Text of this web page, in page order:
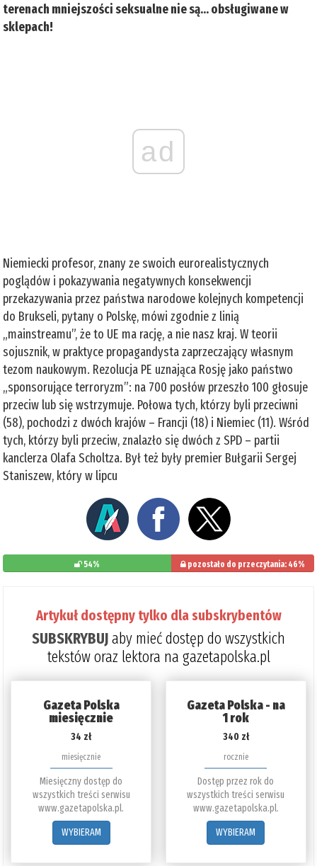
terenach mniejszości seksualne nie są… obsługiwane w
sklepach!
ad
Niemiecki profesor, znany ze swoich eurorealistycznych
poglądów i pokazywania negatywnych konsekwencji
przekazywania przez państwa narodowe kolejnych kompetencji
do Brukseli, pytany o Polskę, mówi zgodnie z linią
„mainstreamu”, że to UE ma rację, a nie nasz kraj. W teorii
sojusznik, w praktyce propagandysta zaprzeczający własnym
tezom naukowym. Rezolucja PE uznająca Rosję jako państwo
„sponsorujące terroryzm”: na 700 posłów przeszło 100 głosuje
przeciw lub się wstrzymuje. Połowa tych, którzy byli przeciwni
(58), pochodzi z dwóch krajów – Francji (18) i Niemiec (11). Wśród
tych, którzy byli przeciw, znalazło się dwóch z SPD – partii
kanclerza Olafa Scholtza. Był też były premier Bułgarii Sergej
Staniszew, który w lipcu
54% pozostało do przeczytania: 46%
Artykuł dostępny tylko dla subskrybentów
SUBSKRYBUJaby mieć dostęp do wszystkich
tekstów oraz lektora na gazetapolska.pl
Gazeta Polska
miesięcznie
34 zł
miesięcznie
Miesięczny dostęp do
wszystkich treści serwisu
www.gazetapolska.pl.
WYBIERAM
Gazeta Polska - na
1 rok
340 zł
rocznie
Dostęp przez rok do
wszystkich treści serwisu
www.gazetapolska.pl.
WYBIERAM